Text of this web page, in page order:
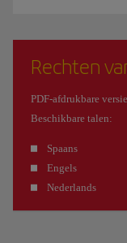
Rechten
PDF-afdrukbare versie.
Beschikbare talen:
Spaans
Engels
Nederlands